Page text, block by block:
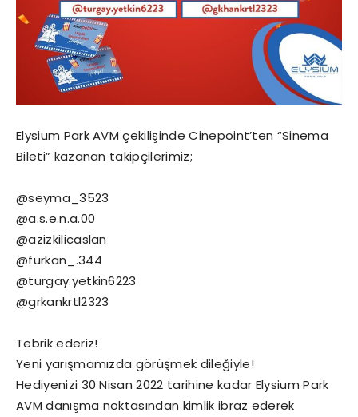
Elysium Park AVM çekilişinde Cinepoint’ten “Sinema
Bileti” kazanan takipçilerimiz;
@seyma_3523
@a.s.e.n.a.00
@azizkilicaslan
@furkan_.344
@turgay.yetkin6223
@grkankrtl2323
Tebrik ederiz!
Yeni yarışmamızda görüşmek dileğiyle!
Hediyenizi 30 Nisan 2022 tarihine kadar Elysium Park
AVM danışma noktasından kimlik ibraz ederek